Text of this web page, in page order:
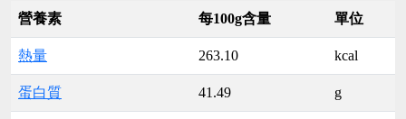
營養素 每100g含量 單位
熱量 263.10 kcal
蛋白質 41.49 g